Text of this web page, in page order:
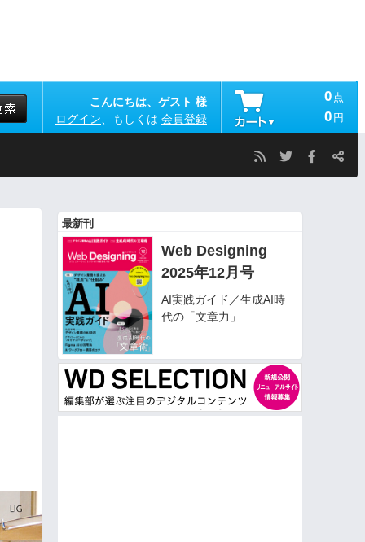
こんにちは、ゲスト 様
ログイン 、もしくは 会員登録
0 点
0 円
最新刊
Web Designing
2025年12月号
AI実践ガイド／生成AI時
代の「文章力」